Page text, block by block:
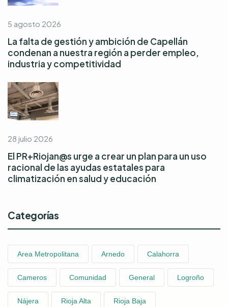
5 agosto 2026
La falta de gestión y ambición de Capellán
condenan a nuestra región a perder empleo,
industria y competitividad
28 julio 2026
El PR+Riojan@s urge a crear un plan para un uso
racional de las ayudas estatales para
climatización en salud y educación
Categorías
Area Metropolitana Arnedo Calahorra
Cameros Comunidad General Logroño
Nájera Rioja Alta Rioja Baja